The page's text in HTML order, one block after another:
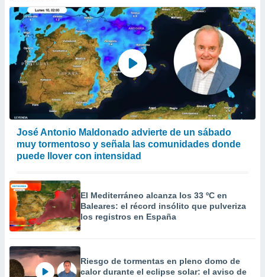
José Antonio Maldonado advierte de un sábado
muy tormentoso y señala las comunidades donde
puede llover con intensidad
El Mediterráneo alcanza los 33 ºC en
Baleares: el récord insólito que pulveriza
los registros en España
Riesgo de tormentas en pleno domo de
calor durante el eclipse solar: el aviso de